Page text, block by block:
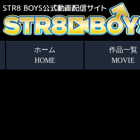
ホーム
HOME
作品一覧
MOVIE